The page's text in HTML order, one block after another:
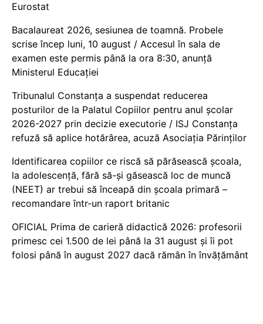
Eurostat
Bacalaureat 2026, sesiunea de toamnă. Probele
scrise încep luni, 10 august / Accesul în sala de
examen este permis până la ora 8:30, anunță
Ministerul Educației
Tribunalul Constanța a suspendat reducerea
posturilor de la Palatul Copiilor pentru anul școlar
2026-2027 prin decizie executorie / ISJ Constanța
refuză să aplice hotărârea, acuză Asociația Părinților
Identificarea copiilor ce riscă să părăsească școala,
la adolescență, fără să-și găsească loc de muncă
(NEET) ar trebui să înceapă din școala primară –
recomandare într-un raport britanic
OFICIAL Prima de carieră didactică 2026: profesorii
primesc cei 1.500 de lei până la 31 august și îi pot
folosi până în august 2027 dacă rămân în învățământ